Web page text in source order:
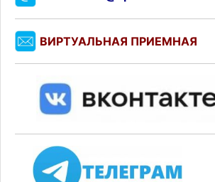
ВИРТУАЛЬНАЯ ПРИЕМНАЯ